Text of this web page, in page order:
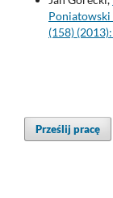
Poniatowski
(158)
Prześlij pracę